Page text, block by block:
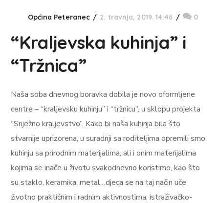
Općina Peteranec 2. travnja, 2019. 14:46 0
“Kraljevska kuhinja” i
“Tržnica”
Naša soba dnevnog boravka dobila je novo oformljene
centre – “kraljevsku kuhinju” i “tržnicu”, u sklopu projekta
“Snježno kraljevstvo”. Kako bi naša kuhinja bila što
stvarnije uprizorena, u suradnji sa roditeljima opremili smo
kuhinju sa prirodnim materijalima, ali i onim materijalima
kojima se inače u životu svakodnevno koristimo, kao što
su staklo, keramika, metal…djeca se na taj način uče
životno praktičnim i radnim aktivnostima, istraživačko-